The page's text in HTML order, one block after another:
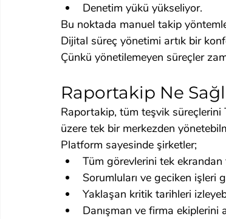
Denetim yükü yükseliyor.
Bu noktada manuel takip
Dijital süreç yönetimi artık bir
Çünkü yönetilemeyen süreçler
Raportakip Ne
Raportakip, tüm teşvik
üzere tek bir merkezden
Platform sayesinde şirketler;
Tüm görevlerini tek ekrandan
Sorumluları ve geciken işleri
Yaklaşan kritik tarihleri
Danışman ve firma ekiplerini